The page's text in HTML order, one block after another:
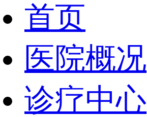
首页
医院概况
诊疗中心